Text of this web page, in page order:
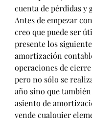
cuenta de pérdidas y
Antes de empezar
creo que puede ser
presente los
amortización
operaciones de
pero no sólo se
año sino que
asiento de
vende cualquier